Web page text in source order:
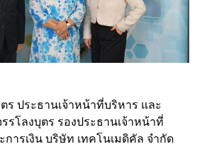
ร ประธานเจ้าหน้าที่บริหาร และ
รโลงบุตร รองประธานเจ้าหน้าที่
ารเงิน บริษัท เทคโนเมดิคัล จำกัด